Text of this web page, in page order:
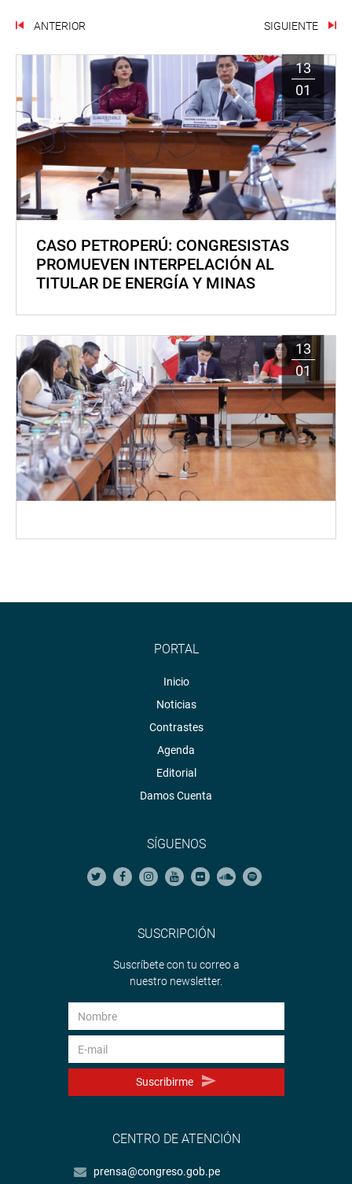
ANTERIOR SIGUIENTE
13
01
CASO PETROPERÚ: CONGRESISTAS
PROMUEVEN INTERPELACIÓN AL
TITULAR DE ENERGÍA Y MINAS
13
01
PORTAL
Inicio
Noticias
Contrastes
Agenda
Editorial
Damos Cuenta
SÍGUENOS
SUSCRIPCIÓN
Suscríbete con tu correo a
nuestro newsletter.
Suscribirme
CENTRO DE ATENCIÓN
prensa@congreso.gob.pe